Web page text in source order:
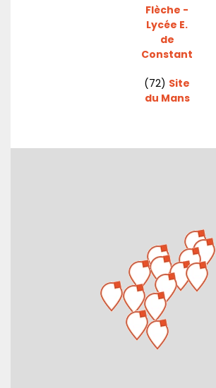
Flèche -
Lycée E.
de
Constant
(72) Site
du Mans